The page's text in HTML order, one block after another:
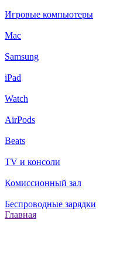
Игровые компьютеры
Mac
Samsung
iPad
Watch
AirPods
Beats
TV и консоли
Комиссионный зал
Беспроводные зарядки
Главная